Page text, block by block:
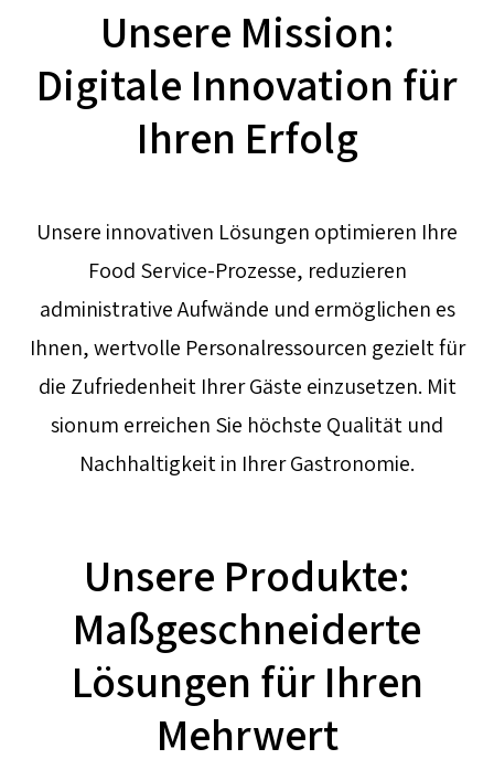
Unsere Mission:
Digitale Innovation für
Ihren Erfolg
Unsere innovativen Lösungen optimieren Ihre
Food Service-Prozesse, reduzieren
administrative Aufwände und ermöglichen es
Ihnen, wertvolle Personalressourcen gezielt für
die Zufriedenheit Ihrer Gäste einzusetzen. Mit
sionum erreichen Sie höchste Qualität und
Nachhaltigkeit in Ihrer Gastronomie.
Unsere Produkte:
Maßgeschneiderte
Lösungen für Ihren
Mehrwert